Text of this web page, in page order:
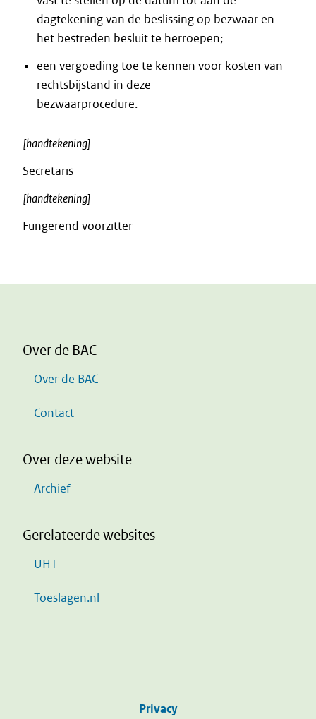
dagtekening van de beslissing op bezwaar en
het bestreden besluit te herroepen;
een vergoeding toe te kennen voor kosten van
rechtsbijstand in deze
bezwaarprocedure.
[handtekening]
Secretaris
[handtekening]
Fungerend voorzitter
Over de BAC
Over de BAC
Contact
Over deze website
Archief
Gerelateerde websites
UHT
Toeslagen.nl
Privacy